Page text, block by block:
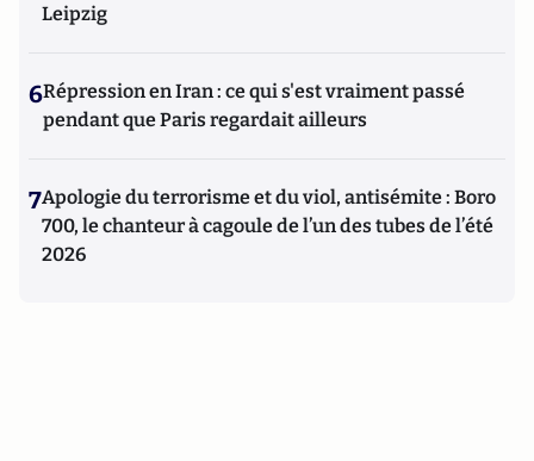
Leipzig
6Répression en Iran : ce qui s'est vraiment passé
pendant que Paris regardait ailleurs
7Apologie du terrorisme et du viol, antisémite : Boro
700, le chanteur à cagoule de l’un des tubes de l’été
2026